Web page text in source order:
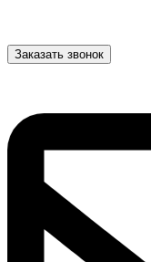
Заказать звонок